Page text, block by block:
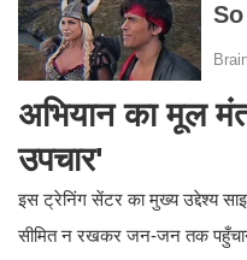
अभियान का मूल
उपचार'
​इस ट्रेनिंग सेंटर का मुख्य उद्देश्य
सीमित न रखकर जन-जन तक